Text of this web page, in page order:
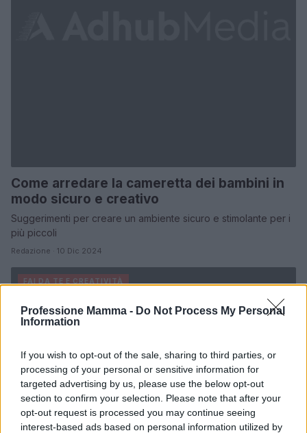
Professione Mamma - Do Not Process My Personal
Information
If you wish to opt-out of the sale, sharing to third parties, or
processing of your personal or sensitive information for
targeted advertising by us, please use the below opt-out
section to confirm your selection. Please note that after your
opt-out request is processed you may continue seeing
interest-based ads based on personal information utilized by
Come arredare la cameretta dei bambini in
modo sicuro e creativo
Suggerimenti per creare un ambiente sicuro e stimolante per i
più piccoli
Redazione · 10 Dic 2024
FAI DA TE E CREATIVITÀ